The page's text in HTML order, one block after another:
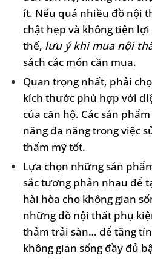
ít. Nếu quá nhiều đồ nội
chật hẹp và không tiện
thế, lưu ý khi mua nội
sách các món cần mua.
Quan trọng nhất, phải
kích thước phù hợp với
của căn hộ. Các sản
năng đa năng trong việc
thẩm mỹ tốt.
Lựa chọn những sản
sắc tương phản nhau để
hài hòa cho không gian
những đồ nội thất phụ
thảm trải sàn… để tăng
không gian sống đầy đủ